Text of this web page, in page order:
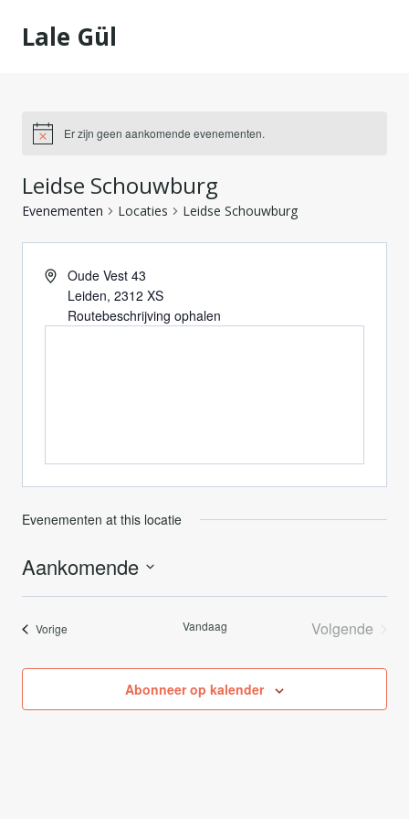
naarLale Gül
Er zijn geen aankomende evenementen.
Leidse Schouwburg
Evenementen Locaties Leidse Schouwburg
Oude Vest 43
Leiden, 2312 XS
Routebeschrijving ophalen
Evenementen at this locatie
Aankomende
Selecteer
datum.
Vorige Vandaag
Volgende
Abonneer op kalender